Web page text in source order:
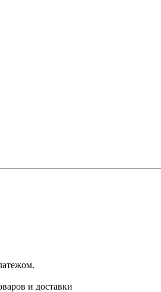
и доставки